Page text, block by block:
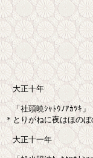
られますこ
ると思
本稿中万一
誠に恐縮で
摘下さいま
＊
大正十年
「社頭暁ｼｬﾄｳﾉｱｶﾂｷ」
＊とりがねに夜はほの
大正十一年